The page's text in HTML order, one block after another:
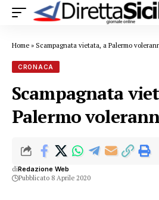
Home » Scampagnata vietata, a Palermo
CRONACA
Scampagnata
Palermo
diRedazione Web
Pubblicato 8 Aprile 2020